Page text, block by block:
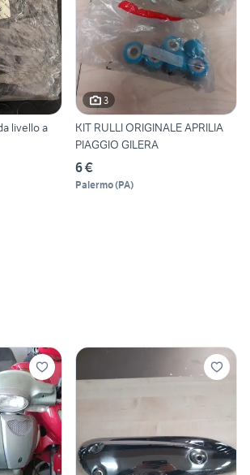
livello a
3
KIT RULLI ORIGINALE APRILIA
PIAGGIO GILERA
6 €
Palermo(PA)